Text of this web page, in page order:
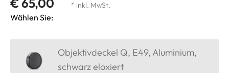
* inkl. MwSt.
Wählen Sie:
Objektivdeckel Q, E49, Aluminium,
schwarz eloxiert